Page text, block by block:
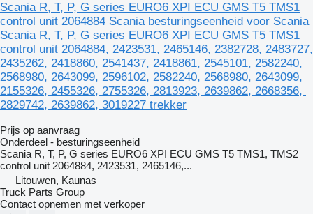
Scania R, T, P, G series EURO6 XPI ECU GMS T5 TMS1
control unit 2064884 Scania besturingseenheid voor Scania
Scania R, T, P, G series EURO6 XPI ECU GMS T5 TMS1
control unit 2064884, 2423531, 2465146, 2382728, 2483727,
2435262, 2418860, 2541437, 2418861, 2545101, 2582240,
2568980, 2643099, 2596102, 2582240, 2568980, 2643099,
2155326, 2455326, 2755326, 2813923, 2639862, 2668356,
2829742, 2639862, 3019227 trekker
Prijs op aanvraag
Onderdeel - besturingseenheid
Scania R, T, P, G series EURO6 XPI ECU GMS T5 TMS1, TMS2
control unit 2064884, 2423531, 2465146,...
Litouwen, Kaunas
Truck Parts Group
Contact opnemen met verkoper